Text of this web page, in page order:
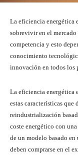
La eficiencia energética
sobrevivir en el
competencia y esto
conocimiento
innovación en todos los
La eficiencia energética
estas características que
reindustrialización
coste energético con
de un modelo basado
deben comprarse en el